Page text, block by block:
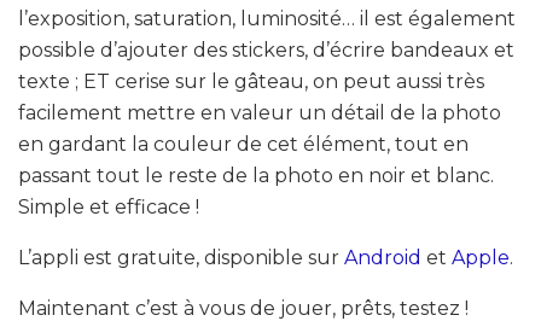
l’exposition, saturation, luminosité… il est également
possible d’ajouter des stickers, d’écrire bandeaux et
texte ; ET cerise sur le gâteau, on peut aussi très
facilement mettre en valeur un détail de la photo
en gardant la couleur de cet élément, tout en
passant tout le reste de la photo en noir et blanc.
Simple et efficace !
L’appli est gratuite, disponible sur Android et Apple.
Maintenant c’est à vous de jouer, prêts, testez !